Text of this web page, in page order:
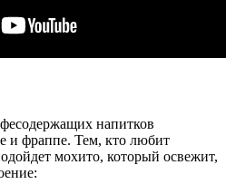
напитков
и фраппе. Тем, кто любит
мохито, который освежит,